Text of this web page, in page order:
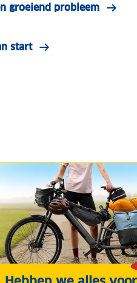
groeiend probleem
start